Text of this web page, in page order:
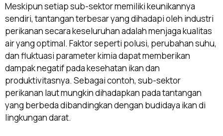
Meskipun setiap sub-sektor memiliki keunikannya
sendiri, tantangan terbesar yang dihadapi oleh industri
perikanan secara keseluruhan adalah menjaga kualitas
air yang optimal. Faktor seperti polusi, perubahan suhu,
dan fluktuasi parameter kimia dapat memberikan
dampak negatif pada kesehatan ikan dan
produktivitasnya. Sebagai contoh, sub-sektor
perikanan laut mungkin dihadapkan pada tantangan
yang berbeda dibandingkan dengan budidaya ikan di
lingkungan darat.